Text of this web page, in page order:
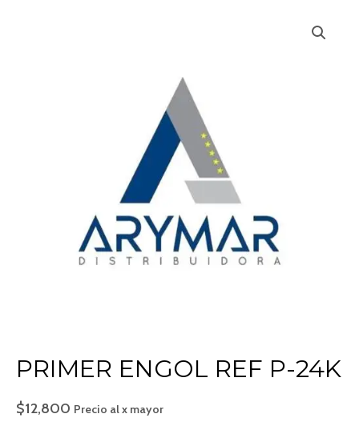
PRIMER ENGOL REF P-24K
$12,800 Precio al x mayor